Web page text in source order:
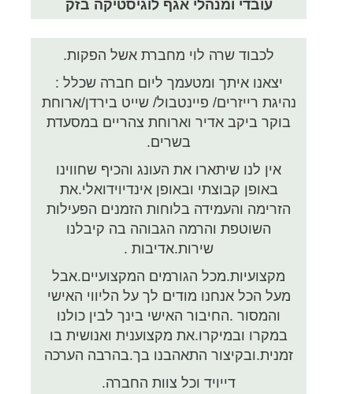
עובדי ומנהלי אגף לוגיסטיקה בזק
לכבוד שרה לוי מחברת אשל הפקות.
יצאנו איתך ומטעמך ליום חברה שכלל :
נהיגת רייזרים/ פיינטבול/ שייט בירדן/ארוחת
בוקר ביקב אדיר וארוחת צהריים במסעדת
בשרים.
אין לנו שיתארו את העונג והכיף שחווינו
באופן קבוצתי ובאופן אינדיוידואלי.את
הזרימה והעמידה בלוחות הזמנים הפעילות
השוטפת והרמה הגבוהה בה קיבלנו
שירות.אדיבות .
מקצועיות.מכל הגורמים המקצועיים.אבל
מעל הכל אנחנו מודים לך על הליווי האישי
והמסור .החיבור האישי בינך לבין כולנו
במקרו ובמיקרו.את מקצוענית ואנושית בו
זמנית.ובקיצור התאהבנו בך.בהרבה הערכה
דייויד וכל צוות החברה.